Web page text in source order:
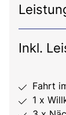
Inkl.
Fahrt
1 x